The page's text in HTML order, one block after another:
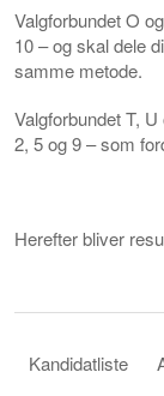
Valgforbundet O
10 – og skal dele
samme metode.
Valgforbundet T,
2, 5 og 9 – som
Herefter bliver
Kandidatliste